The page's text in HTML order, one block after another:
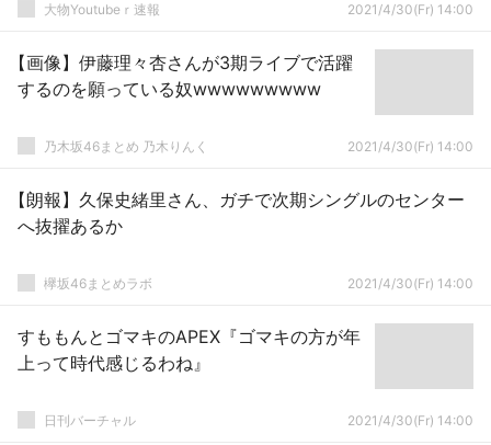
大物Youtubeｒ速報 2021/4/30(Fr) 14:00
【画像】伊藤理々杏さんが3期ライブで活躍
するのを願っている奴wwwwwwwww
乃木坂46まとめ 乃木りんく 2021/4/30(Fr) 14:00
【朗報】久保史緒里さん、ガチで次期シングルのセンター
へ抜擢あるか
欅坂46まとめラボ 2021/4/30(Fr) 14:00
すももんとゴマキのAPEX『ゴマキの方が年
上って時代感じるわね』
日刊バーチャル 2021/4/30(Fr) 14:00